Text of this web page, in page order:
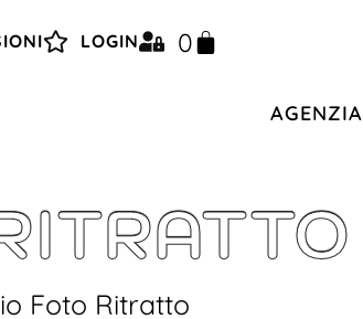
LOGIN 0
AGENZIA
Foto Ritratto